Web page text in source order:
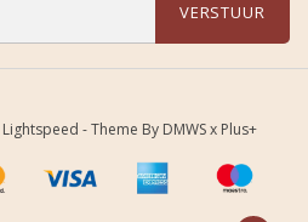
VERSTUUR
Lightspeed - Theme By DMWSx Plus+